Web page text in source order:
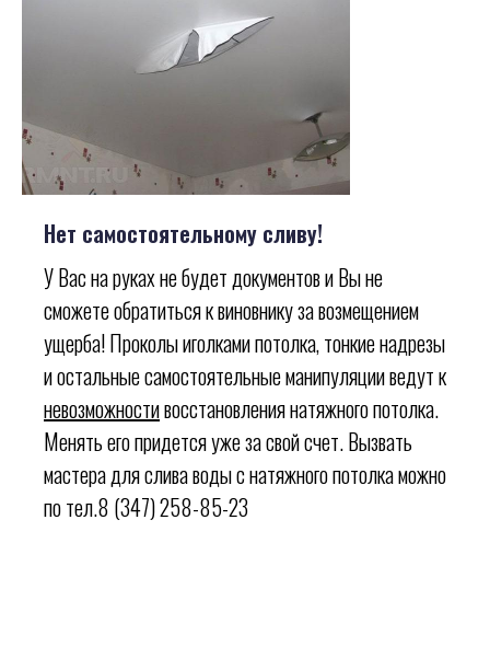
Нет самостоятельному сливу!
У Вас на руках не будет документов и Вы не
сможете обратиться к виновнику за возмещением
ущерба! Проколы иголками потолка, тонкие надрезы
и остальные самостоятельные манипуляции ведут к
невозможностивосстановления натяжного потолка.
Менять его придется уже за свой счет. Вызвать
мастера для слива воды с натяжного потолка можно
по тел.8 (347) 258-85-23